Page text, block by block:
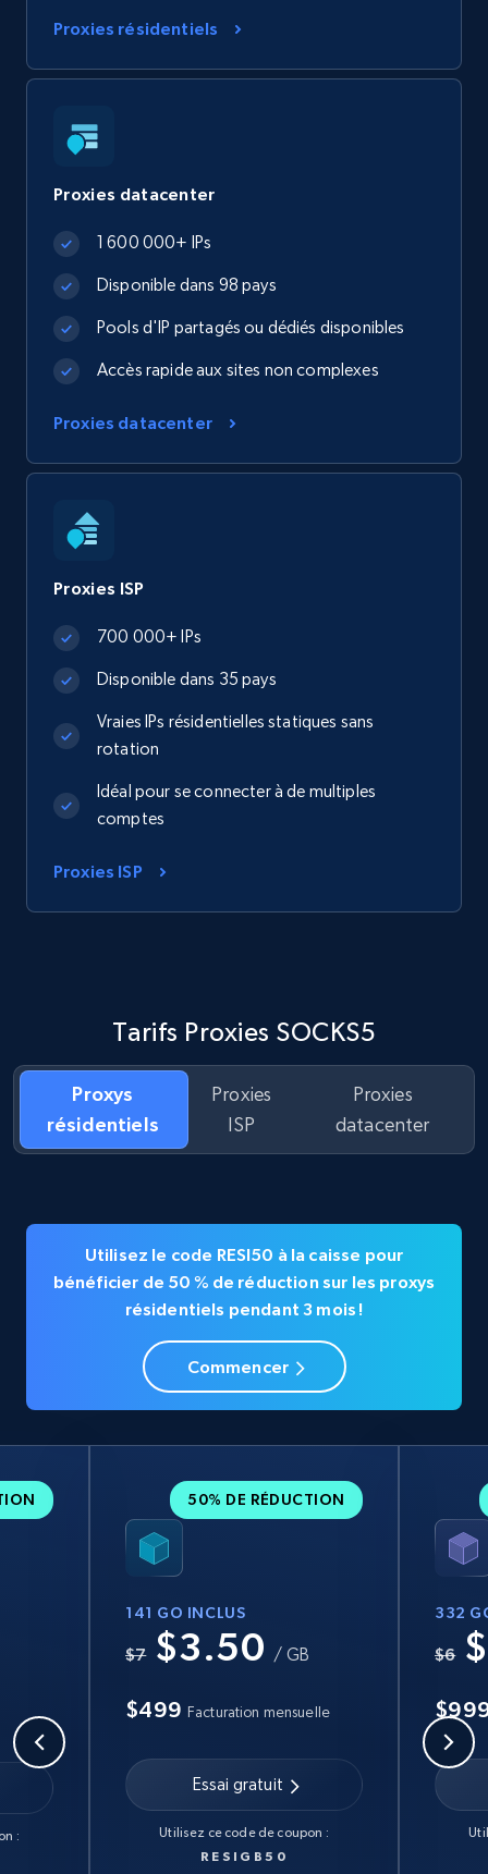
Proxies résidentiels
Proxies datacenter
1 600 000+ IPs
Disponible dans 98 pays
Pools d'IP partagés ou dédiés disponibles
Accès rapide aux sites non complexes
Proxies datacenter
Proxies ISP
700 000+ IPs
Disponible dans 35 pays
Vraies IPs résidentielles statiques sans
rotation
Idéal pour se connecter à de multiples
comptes
Proxies ISP
Tarifs Proxies SOCKS5
Proxys
résidentiels
Proxies
ISP
Proxies
datacenter
Utilisez le code RESI50 à la caisse pour
bénéficier de 50 % de réduction sur les proxys
résidentiels pendant 3 mois !
Commencer
:
50% DE RÉDUCTION
141 GO INCLUS
$7 $3.50 / GB
$499 Facturation mensuelle
Essai gratuit
Utilisez ce code de coupon :
RESIGB50
332
$6